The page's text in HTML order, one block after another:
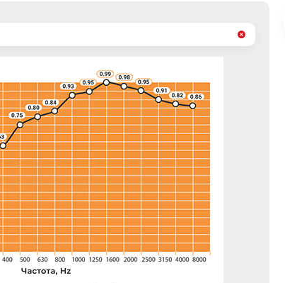
6 штук
Клей для поролона
Elabond Basic
750р.
Комплект "Бас-
1000х280х280мм /
SPG2236 / Темно-